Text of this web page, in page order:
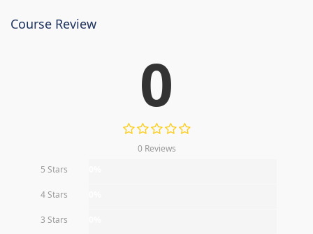
Course Review
0
0 Reviews
5 Stars
4 Stars
3 Stars